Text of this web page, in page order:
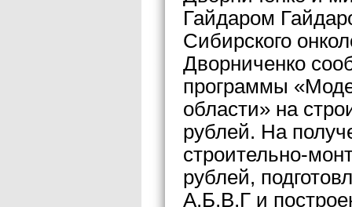
Гайдаром
Сибирского
Дворниченко
программы
области» на
рублей. На
строительно-
рублей,
А,Б,В,Г и